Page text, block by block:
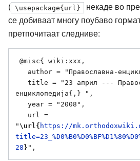
( \usepackage{url}
некаде во
се добиваат многу поубаво
претпочитаат следниве:
енциклопедија{,} ",
" \url{ https://
28 }